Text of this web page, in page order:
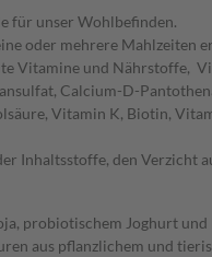
für unser Wohlbefinden.
oder mehrere Mahlzeiten
Vitamine und Nährstoffe,
Calcium-D-
Vitamin K, Biotin,
Inhaltsstoffe, den Verzicht
probiotischem Joghurt
aus pflanzlichem und